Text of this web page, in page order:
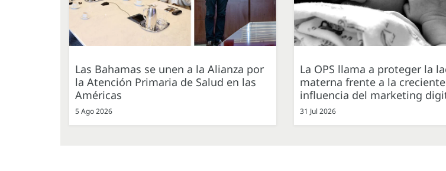
Las Bahamas se unen a la Alianza por
la Atención Primaria de Salud en las
Américas
5 Ago 2026
La OPS llama a proteger la
materna frente a la creciente
influencia del marketing
31 Jul 2026